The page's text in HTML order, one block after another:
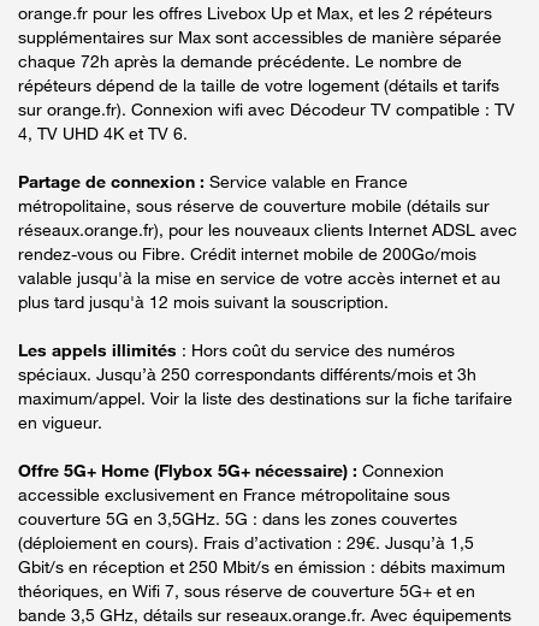
orange.fr pour les offres Livebox Up et Max, et les 2 répéteurs
supplémentaires sur Max sont accessibles de manière séparée
chaque 72h après la demande précédente. Le nombre de
répéteurs dépend de la taille de votre logement (détails et tarifs
sur orange.fr). Connexion wifi avec Décodeur TV compatible : TV
4, TV UHD 4K et TV 6.
Partage de connexion : Service valable en France
métropolitaine, sous réserve de couverture mobile (détails sur
réseaux.orange.fr), pour les nouveaux clients Internet ADSL avec
rendez-vous ou Fibre. Crédit internet mobile de 200Go/mois
valable jusqu'à la mise en service de votre accès internet et au
plus tard jusqu'à 12 mois suivant la souscription.
Les appels illimités : Hors coût du service des numéros
spéciaux. Jusqu’à 250 correspondants différents/mois et 3h
maximum/appel. Voir la liste des destinations sur la fiche tarifaire
en vigueur.
Offre 5G+ Home (Flybox 5G+ nécessaire) : Connexion
accessible exclusivement en France métropolitaine sous
couverture 5G en 3,5GHz. 5G : dans les zones couvertes
(déploiement en cours). Frais d’activation : 29€. Jusqu’à 1,5
Gbit/s en réception et 250 Mbit/s en émission : débits maximum
théoriques, en Wifi 7, sous réserve de couverture 5G+ et en
bande 3,5 GHz, détails sur reseaux.orange.fr. Avec équipements